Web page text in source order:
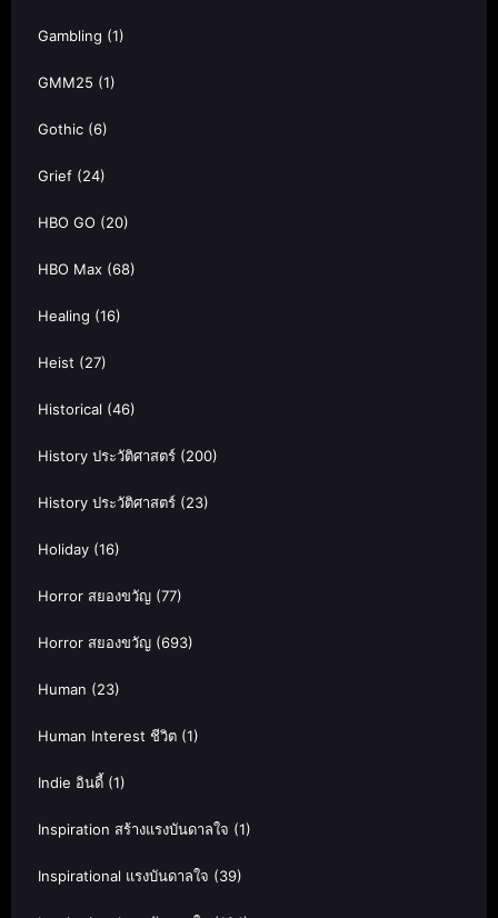
Gambling (1)
GMM25 (1)
Gothic (6)
Grief (24)
HBO GO (20)
HBO Max (68)
Healing (16)
Heist (27)
Historical (46)
History ประวัติศาสตร์ (200)
History ประวัติศาสตร์ (23)
Holiday (16)
Horror สยองขวัญ (77)
Horror สยองขวัญ (693)
Human (23)
Human Interest ชีวิต (1)
Indie อินดี้ (1)
Inspiration สร้างแรงบันดาลใจ (1)
Inspirational แรงบันดาลใจ (39)